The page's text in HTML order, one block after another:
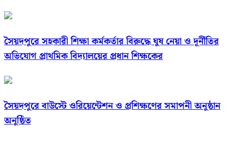
সৈয়দপুরে সহকারী শিক্ষা কর্মকর্তার বিরুদ্ধে ঘুষ নেয়া ও দূর্নীতির
অভিযোগ প্রাথমিক বিদ্যালয়ের প্রধান শিক্ষকের
সৈয়দপুরে বাউস্টে ওরিয়েন্টেশন ও প্রশিক্ষণের সমাপনী অনুষ্ঠান
অনুষ্ঠিত